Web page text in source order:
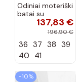
Odiniai moteriški
batai su
siūlėmis, pilies
tipo, Artiker
spalvos
137,83 €
196,90 €
36 37 38 39
40 41
−10%